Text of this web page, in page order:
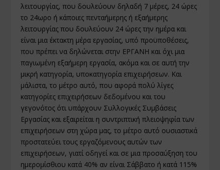
λειτουργίας, που δουλεύουν δηλαδή 7 μέρες, 24 ώρες
το 24ωρο ή κάποιες πενταήμερης ή εξαήμερης
λειτουργίας που δουλεύουν 24 ώρες την ημέρα και
είναι μια έκτακτη μέρα εργασίας, υπό προϋποθέσεις,
που πρέπει να δηλώνεται στην ΕΡΓΑΝΗ και όχι μια
παγιωμένη εξαήμερη εργασία, ακόμα και σε αυτή την
μικρή κατηγορία, υποκατηγορία επιχειρήσεων. Και
μάλιστα, το μέτρο αυτό, που αφορά πολύ λίγες
κατηγορίες επιχειρήσεων δεδομένου και του
γεγονότος ότι υπάρχουν Συλλογικές Συμβάσεις
Εργασίας και εξαιρείται η συντριπτική πλειοψηφία των
επιχειρήσεων στη χώρα μας, το μέτρο αυτό ουσιαστικά
προστατεύει τους εργαζόμενους αυτών των
επιχειρήσεων, γιατί οδηγεί και σε μια προσαύξηση του
ημερομίσθιου κατά 40% αν είναι Σάββατο ή κατά 115%